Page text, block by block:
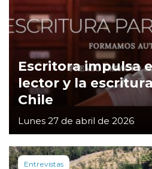
Escritora impulsa
lector y la
Chile
Lunes 27 de abril de 2026
Entrevistas